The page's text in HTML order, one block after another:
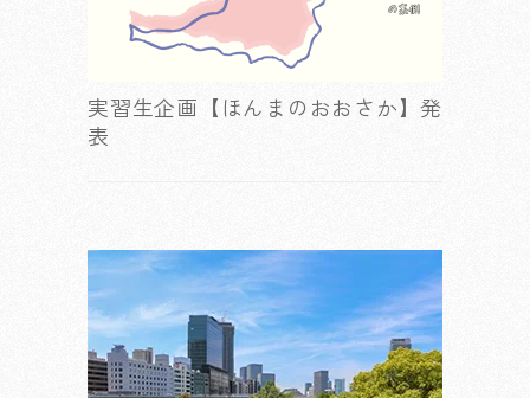
実習生企画【ほんまのおおさか】発
表